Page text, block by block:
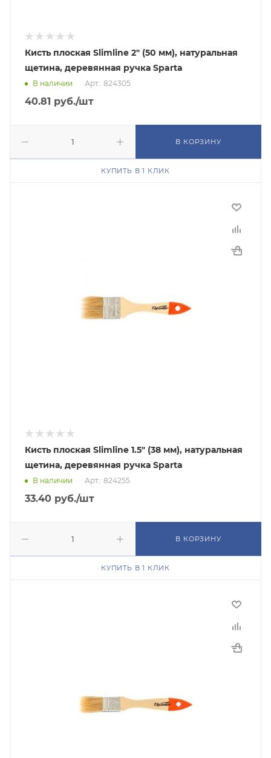
Кисть плоская Slimline 2" (50 мм), натуральная
щетина, деревянная ручка Sparta
В наличии Арт.: 824305
40.81 руб./шт
В КОРЗИНУ
КУПИТЬ В 1 КЛИК
Кисть плоская Slimline 1.5" (38 мм), натуральная
щетина, деревянная ручка Sparta
В наличии Арт.: 824255
33.40 руб./шт
В КОРЗИНУ
КУПИТЬ В 1 КЛИК